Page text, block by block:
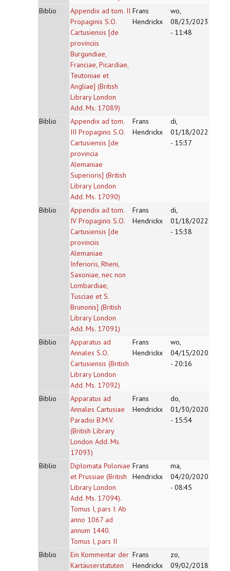
Biblio
Appendix ad tom. II
Propaginis S.O.
Cartusiensis [de
provinciis
Burgundiae,
Franciae, Picardiae,
Teutoniae et
Angliae] (British
Library London
Add. Ms. 17089)
Frans
Hendrickx
wo,
08/23/2023
- 11:48
Biblio
Appendix ad tom.
III Propaginis S.O.
Cartusiensis [de
provincia
Alemaniae
Superioris] (British
Library London
Add. Ms. 17090)
Frans
Hendrickx
di,
01/18/2022
- 15:37
Biblio
Appendix ad tom.
IV Propaginis S.O.
Cartusiensis [de
provinciis
Alemaniae
Inferioris, Rheni,
Saxoniae, nec non
Lombardiae,
Tusciae et S.
Brunonis] (British
Library London
Add. Ms. 17091)
Frans
Hendrickx
di,
01/18/2022
- 15:38
Biblio
Apparatus ad
Annales S.O.
Cartusiensis (British
Library London
Add. Ms. 17092)
Frans
Hendrickx
wo,
04/15/2020
- 20:16
Biblio
Apparatus ad
Annales Cartusiae
Paradisi B.M.V.
(British Library
London Add. Ms.
17093)
Frans
Hendrickx
do,
01/30/2020
- 15:54
Biblio
Diplomata Poloniae
et Prussiae (British
Library London
Add. Ms. 17094).
Tomus I, pars I: Ab
anno 1067 ad
annum 1440.
Tomus I, pars II
Frans
Hendrickx
ma,
04/20/2020
- 08:45
Biblio
Ein Kommentar der
Kartäuserstatuten
Frans
Hendrickx
zo,
09/02/2018